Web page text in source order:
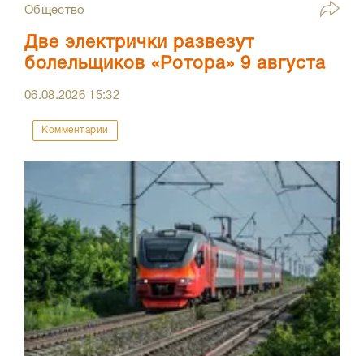
Общество
Две электрички развезут
болельщиков «Ротора» 9 августа
06.08.2026 15:32
Комментарии